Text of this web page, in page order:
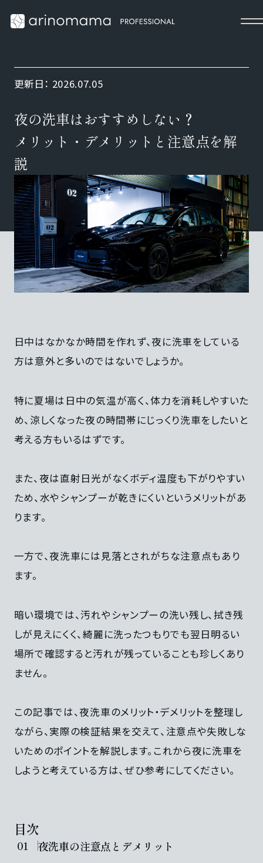
更新日： 2026.07.05
夜の洗車はおすすめしない？
メリット・デメリットと注意点を解
説
日中はなかなか時間を作れず、夜に洗車をしている
方は意外と多いのではないでしょうか。
特に夏場は日中の気温が高く、体力を消耗しやすいた
め、涼しくなった夜の時間帯にじっくり洗車をしたいと
考える方もいるはずです。
また、夜は直射日光がなくボディ温度も下がりやすい
ため、水やシャンプーが乾きにくいというメリットがあ
ります。
一方で、夜洗車には見落とされがちな注意点もあり
ます。
暗い環境では、汚れやシャンプーの洗い残し、拭き残
しが見えにくく、綺麗に洗ったつもりでも翌日明るい
場所で確認すると汚れが残っていることも珍しくあり
ません。
この記事では、夜洗車のメリット・デメリットを整理し
ながら、実際の検証結果を交えて、注意点や失敗しな
いためのポイントを解説します。これから夜に洗車を
しようと考えている方は、ぜひ参考にしてください。
目次
夜洗車の注意点とデメリット